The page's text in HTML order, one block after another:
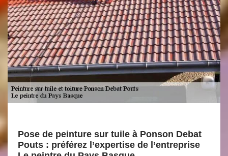
Pose de peinture sur tuile à Ponson Debat
Pouts : préférez l’expertise de l’entreprise